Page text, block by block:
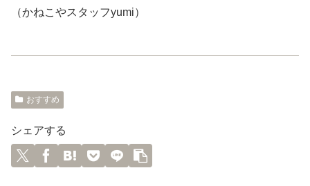
（かねこやスタッフyumi）
おすすめ
シェアする